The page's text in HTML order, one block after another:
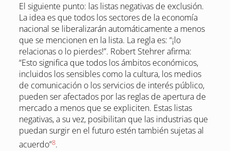
El siguiente punto: las listas negativas de exclusión.
La idea es que todos los sectores de la economía
nacional se liberalizarán automáticamente a menos
que se mencionen en la lista. La regla es: “¡lo
relacionas o lo pierdes!”. Robert Stehrer afirma:
“Esto significa que todos los ámbitos económicos,
incluidos los sensibles como la cultura, los medios
de comunicación o los servicios de interés público,
pueden ser afectados por las reglas de apertura de
mercado a menos que se expliciten. Estas listas
negativas, a su vez, posibilitan que las industrias que
puedan surgir en el futuro estén también sujetas al
acuerdo”8.